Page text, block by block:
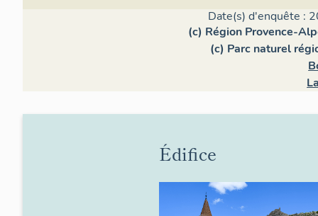
Date(s) d'enquête :
(c) Région Provence-
(c) Parc naturel
Édifice